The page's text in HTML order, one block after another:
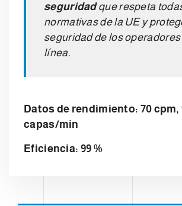
seguridadque respeta
normativas de la UE y
seguridad de los operadores
línea.
Datos de rendimiento: 70 cpm,
capas/min​
Eficiencia: 99 %